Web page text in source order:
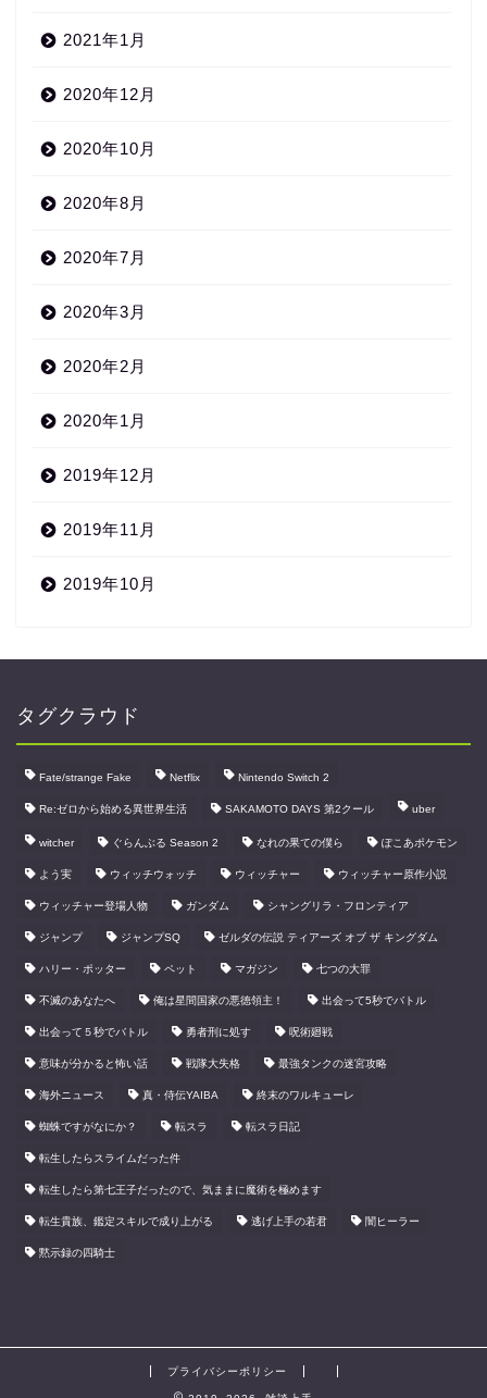
2021年1月
2020年12月
2020年10月
2020年8月
2020年7月
2020年3月
2020年2月
2020年1月
2019年12月
2019年11月
2019年10月
タグクラウド
Fate/strange Fake Netflix Nintendo Switch 2
Re:ゼロから始める異世界生活 SAKAMOTO DAYS 第2クール uber
witcher ぐらんぶる Season 2 なれの果ての僕ら ぽこあポケモン
よう実 ウィッチウォッチ ウィッチャー ウィッチャー原作小説
ウィッチャー登場人物 ガンダム シャングリラ・フロンティア
ジャンプ ジャンプSQ ゼルダの伝説 ティアーズ オブ ザ キングダム
ハリー・ポッター ペット マガジン 七つの大罪
不滅のあなたへ 俺は星間国家の悪徳領主！ 出会って5秒でバトル
出会って５秒でバトル 勇者刑に処す 呪術廻戦
意味が分かると怖い話 戦隊大失格 最強タンクの迷宮攻略
海外ニュース 真・侍伝YAIBA 終末のワルキューレ
蜘蛛ですがなにか？ 転スラ 転スラ日記
転生したらスライムだった件
転生したら第七王子だったので、気ままに魔術を極めます
転生貴族、鑑定スキルで成り上がる 逃げ上手の若君 闇ヒーラー
黙示録の四騎士
プライバシーポリシー